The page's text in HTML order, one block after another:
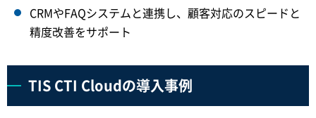
CRMやFAQシステムと連携し、顧客対応のスピードと
精度改善をサポート
TIS CTI Cloudの導入事例